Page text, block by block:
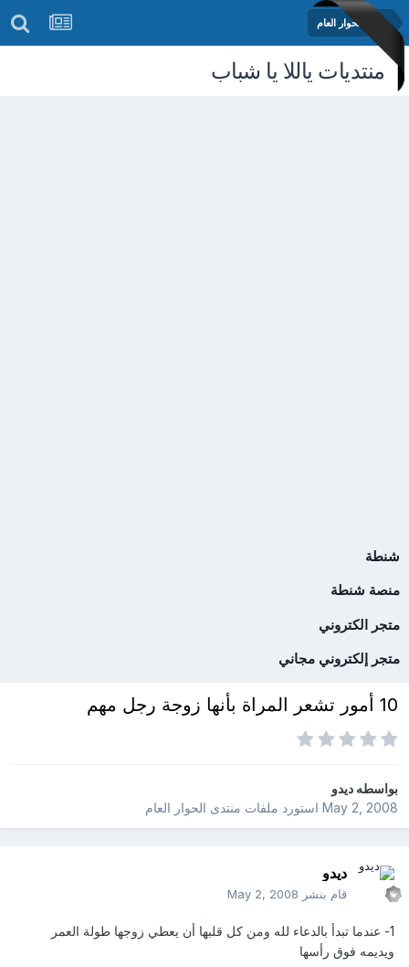
منتدى الحوار العام
منتديات ياللا يا شباب
شنطة
منصة شنطة
متجر الكتروني
متجر إلكتروني مجاني
10 أمور تشعر المراة بأنها زوجة رجل مهم
بواسطهديدو
May 2, 2008استورد ملفات منتدى الحوار العام
ديدو
قام بنشر May 2, 2008
1- عندما تبدأ بالدعاء لله ومن كل قلبها أن يعطي زوجها طولة العمر
ويديمه فوق رأسها